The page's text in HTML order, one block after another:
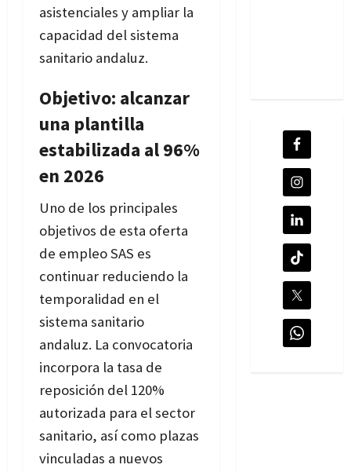
asistenciales y ampliar la
capacidad del sistema
sanitario andaluz.
Objetivo: alcanzar
una plantilla
estabilizada al 96%
en 2026
Uno de los principales
objetivos de esta oferta
de empleo SAS es
continuar reduciendo la
temporalidad en el
sistema sanitario
andaluz. La convocatoria
incorpora la tasa de
reposición del 120%
autorizada para el sector
sanitario, así como plazas
vinculadas a nuevos